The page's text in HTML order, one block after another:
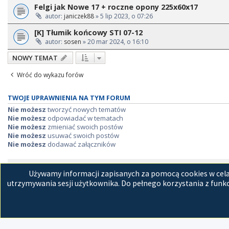
Felgi jak Nowe 17 + roczne opony 225x60x17
autor: janiczek88» 5 lip 2023, o 07:26
[K] Tłumik końcowy STI 07-12
autor: sosen » 20 mar 2024, o 16:10
NOWY TEMAT
Wróć do wykazu forów
TWOJE UPRAWNIENIA NA TYM FORUM
Nie możesz tworzyć nowych tematów
Nie możesz odpowiadać w tematach
Nie możesz zmieniać swoich postów
Nie możesz usuwać swoich postów
Nie możesz dodawać załączników
Używamy informacji zapisanych za pomocą cookies w
utrzymywania sesji użytkownika. Do pełnego korzystania z
Strona główna